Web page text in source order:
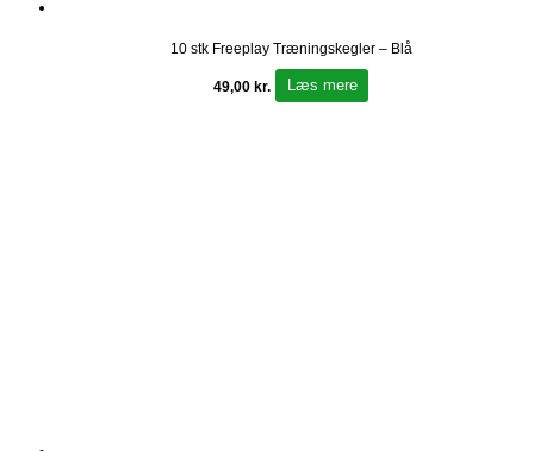
10 stk Freeplay Træningskegler – Blå
49,00 kr. Læs mere